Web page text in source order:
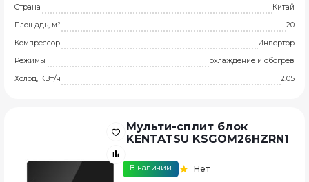
Страна
Китай
Площадь, м²
20
Компрессор
Инвертор
Режимы
охлаждение и обогрев
Холод, КВт/ч
2.05
Мульти-сплит блок
KENTATSU KSGOM26HZRN1
В наличии Нет